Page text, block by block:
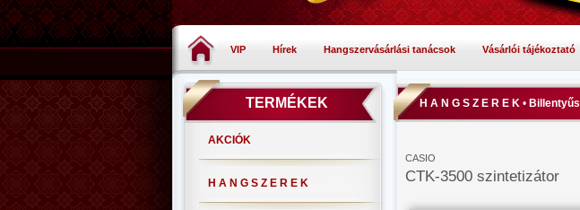
VIP Hírek Hangszervásárlási tanácsok Vásárlói tájékoztató
TERMÉKEK
AKCIÓK
H A N G S Z E R E K
H A N G S Z E R E K • Billentyűs
CASIO
CTK-3500 szintetizátor